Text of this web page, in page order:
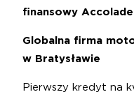
finansowy
Globalna firma
w Bratysławie
Pierwszy kredyt na